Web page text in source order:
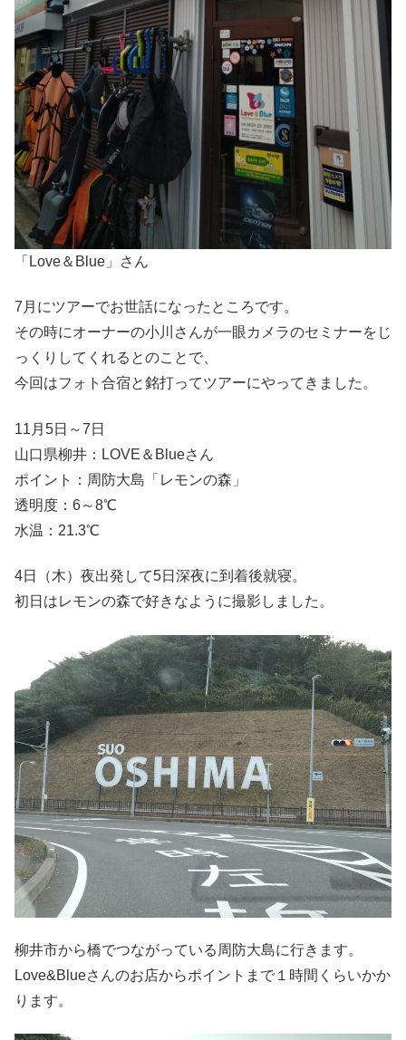
「Love＆Blue」さん
7月にツアーでお世話になったところです。
その時にオーナーの小川さんが一眼カメラのセミナーをじ
っくりしてくれるとのことで、
今回はフォト合宿と銘打ってツアーにやってきました。
11月5日～7日
山口県柳井：LOVE＆Blueさん
ポイント：周防大島「レモンの森」
透明度：6～8℃
水温：21.3℃
4日（木）夜出発して5日深夜に到着後就寝。
初日はレモンの森で好きなように撮影しました。
柳井市から橋でつながっている周防大島に行きます。
Love&Blueさんのお店からポイントまで１時間くらいかか
ります。